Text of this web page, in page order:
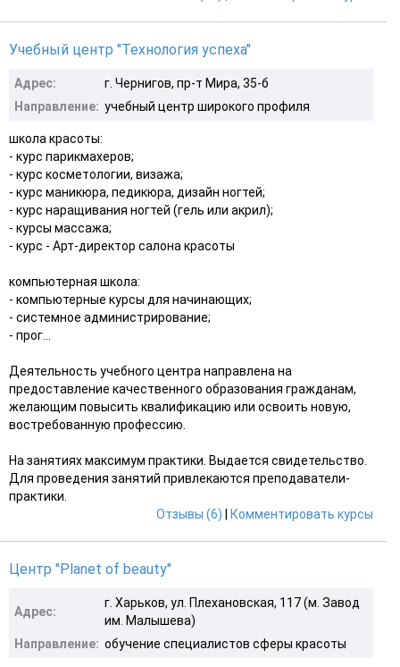
Учебный центр "Технология успеха"
Адрес:
г. Чернигов, пр-т Мира, 35-б
Направление: учебный центр широкого профиля
школа красоты:
- курс парикмахеров;
- курс косметологии, визажа;
- курс маникюра, педикюра, дизайн ногтей;
- курс наращивания ногтей (гель или акрил);
- курсы массажа;
- курс - Арт-директор салона красоты
компьютерная школа:
- компьютерные курсы для начинающих;
- системное администрирование;
- прог...
Деятельность учебного центра направлена на
предоставление качественного образования гражданам,
желающим повысить квалификацию или освоить новую,
востребованную профессию.
На занятиях максимум практики. Выдается свидетельство.
Для проведения занятий привлекаются преподаватели-
практики.
Отзывы (6)
Комментировать курсы
Центр "Planet of beauty"
Адрес:
г. Харьков, ул. Плехановская, 117 (м. Завод
им. Малышева)
Направление: обучение специалистов сферы красоты